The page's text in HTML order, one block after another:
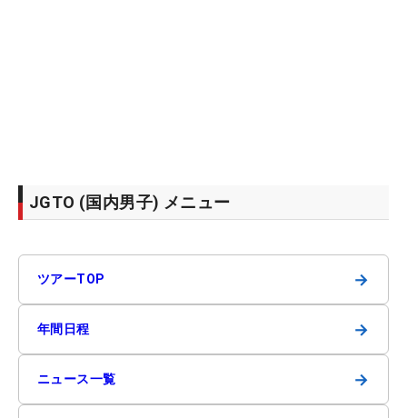
JGTO (国内男子) メニュー
ツアーTOP →
年間日程 →
ニュース一覧 →